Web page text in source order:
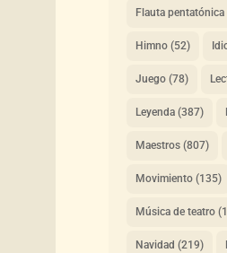
Flauta pentatónica
Himno(52)
Juego(78)
Leyenda(387)
Maestros(807)
Movimiento(135)
Música de teatro
Navidad (219)